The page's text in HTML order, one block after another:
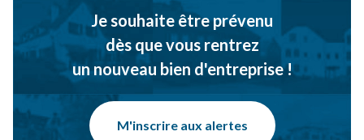
Je souhaite être prévenu
dès que vous rentrez
un nouveau bien d'entreprise !
M'inscrire aux alertes